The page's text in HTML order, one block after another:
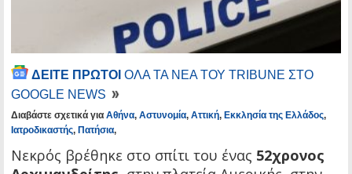
ΔΕΙΤΕ ΠΡΩΤΟΙ ΟΛΑ ΤΑ ΝΕΑ ΤΟΥ TRIBUNE ΣΤΟ
GOOGLE NEWS
Διαβάστε σχετικά για Αθήνα, Αστυνομία, Αττική, Εκκλησία της Ελλάδος,
Ιατροδικαστής, Πατήσια,
Νεκρός βρέθηκε στο σπίτι του ένας 52χρονος